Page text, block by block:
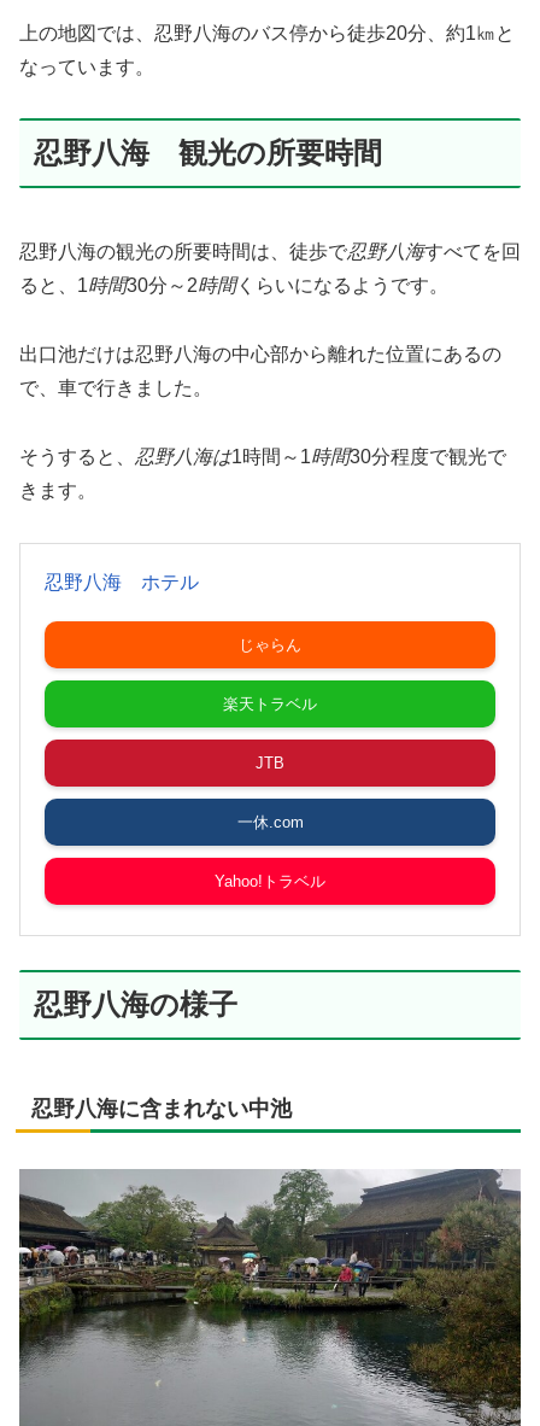
上の地図では、忍野八海のバス停から徒歩20分、約1㎞と
なっています。
忍野八海 観光の所要時間
忍野八海の観光の所要時間は、徒歩で忍野八海すべてを回
ると、1時間30分～2時間くらいになるようです。
出口池だけは忍野八海の中心部から離れた位置にあるの
で、車で行きました。
そうすると、 忍野八海は1時間～1時間30分程度で観光で
きます。
忍野八海 ホテル
じゃらん
楽天トラベル
JTB
一休.com
Yahoo!トラベル
忍野八海の様子
忍野八海に含まれない中池